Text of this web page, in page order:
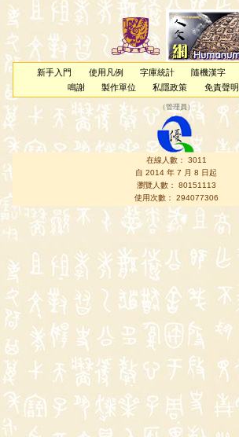
新手入門 使用凡例 字庫統計 隨機漢字
鳴謝
製作單位 私隱政策 免責聲明
（管理員 ）
在線人數： 3011
自 2014 年 7 月 8 日起
瀏覽人數： 80151113
使用次數： 294077306